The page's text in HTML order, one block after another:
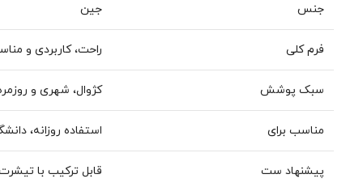
جنس جین
فرم کلی راحت، کاربردی و
سبک پوشش کژوال، شهری و
مناسب برای استفاده روزانه،
پیشنهاد ست قابل ترکیب با